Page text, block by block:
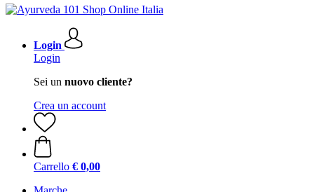
Login
Login
Sei un nuovo cliente?
Crea un account
Carrello € 0,00